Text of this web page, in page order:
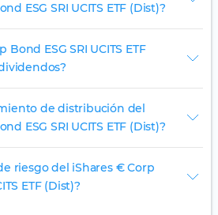
ESG SRI UCITS ETF (Dist)?
Bond ESG SRI UCITS ETF
de distribución del
ESG SRI UCITS ETF (Dist)?
riesgo del iShares € Corp
ETF (Dist)?